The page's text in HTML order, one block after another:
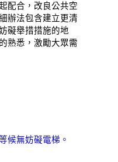
配合，改良公共空
辦法包含建立更清
礙舉措措施的地
熟悉，激勵大眾需
無妨礙電梯。